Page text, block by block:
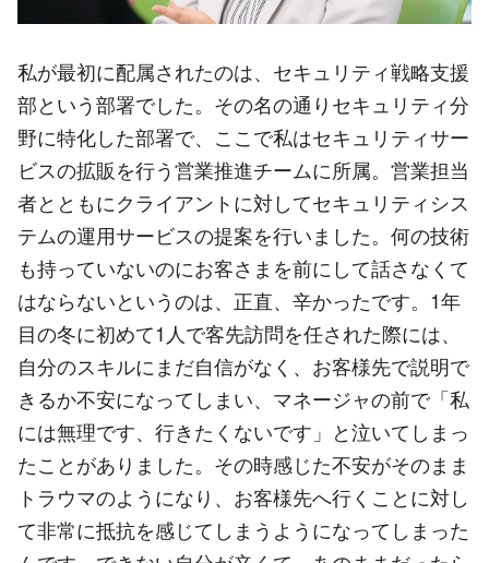
私が最初に配属されたのは、セキュリティ戦略支援
部という部署でした。その名の通りセキュリティ分
野に特化した部署で、ここで私はセキュリティサー
ビスの拡販を行う営業推進チームに所属。営業担当
者とともにクライアントに対してセキュリティシス
テムの運用サービスの提案を行いました。何の技術
も持っていないのにお客さまを前にして話さなくて
はならないというのは、正直、辛かったです。1年
目の冬に初めて1人で客先訪問を任された際には、
自分のスキルにまだ自信がなく、お客様先で説明で
きるか不安になってしまい、マネージャの前で「私
には無理です、行きたくないです」と泣いてしまっ
たことがありました。その時感じた不安がそのまま
トラウマのようになり、お客様先へ行くことに対し
て非常に抵抗を感じてしまうようになってしまった